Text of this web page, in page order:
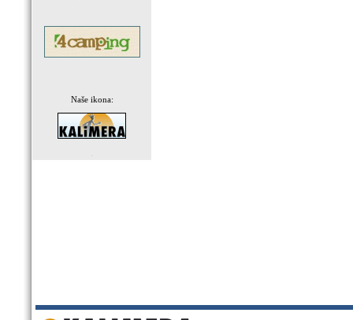
Naše ikona: